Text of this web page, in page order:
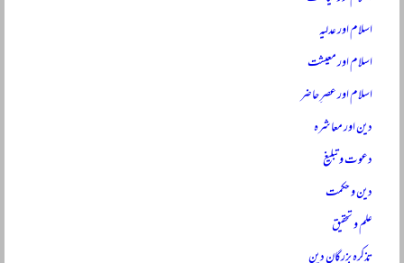
اسلام اور عدلیہ
اسلام اور معیشت
اسلام اور عصرِ حاضر
دین اور معاشرہ
دعوت و تبلیغ
دین و حکمت
علم و تحقیق
تذکرہ بزرگانِ دین